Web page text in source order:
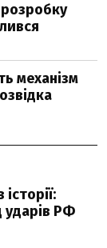
розробку
механізм
ударів РФ